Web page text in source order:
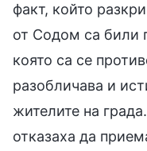
факт, който
от Содом са били
която са се
разобличава и
жителите на
отказаха да